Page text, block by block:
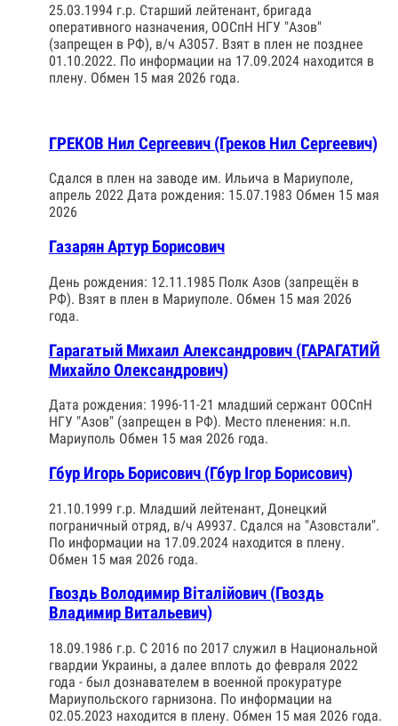
25.03.1994 г.р. Старший лейтенант, бригада
оперативного назначения, ООСпН НГУ "Азов"
(запрещен в РФ), в/ч А3057. Взят в плен не позднее
01.10.2022. По информации на 17.09.2024 находится в
плену. Обмен 15 мая 2026 года.
ГРЕКОВ Нил Сергеевич (Греков Нил Сергеевич)
Сдался в плен на заводе им. Ильича в Мариуполе,
апрель 2022 Дата рождения: 15.07.1983 Обмен 15 мая
2026
Газарян Артур Борисович
День рождения: 12.11.1985 Полк Азов (запрещён в
РФ). Взят в плен в Мариуполе. Обмен 15 мая 2026
года.
Гарагатый Михаил Александрович (ГАРАГАТИЙ
Михайло Олександрович)
Дата рождения: 1996-11-21 младший сержант ООСпН
НГУ "Азов" (запрещен в РФ). Место пленения: н.п.
Мариуполь Обмен 15 мая 2026 года.
Гбур Игорь Борисович (Гбур Ігор Борисович)
21.10.1999 г.р. Младший лейтенант, Донецкий
пограничный отряд, в/ч А9937. Сдался на "Азовстали".
По информации на 17.09.2024 находится в плену.
Обмен 15 мая 2026 года.
Гвоздь Володимир Віталійович (Гвоздь
Владимир Витальевич)
18.09.1986 г.р. С 2016 по 2017 служил в Национальной
гвардии Украины, а далее вплоть до февраля 2022
года - был дознавателем в военной прокуратуре
Мариупольского гарнизона. По информации на
02.05.2023 находится в плену. Обмен 15 мая 2026 года.